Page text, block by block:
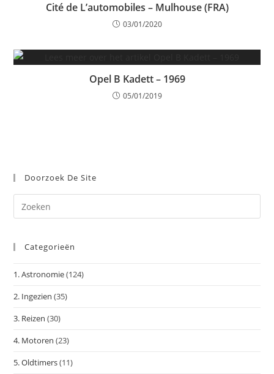
Cité de L’automobiles – Mulhouse (FRA)
03/01/2020
Opel B Kadett – 1969
05/01/2019
Doorzoek De Site
op
Categorieën
1. Astronomie(124)
2. Ingezien (35)
3. Reizen (30)
4. Motoren (23)
5. Oldtimers(11)